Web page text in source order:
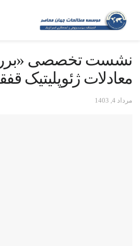
نشست تخصصی
معادلات ژئوپلیتیک
مرداد 4, 1403